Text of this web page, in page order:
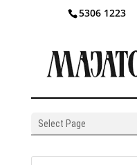
5306 1223
Select Page